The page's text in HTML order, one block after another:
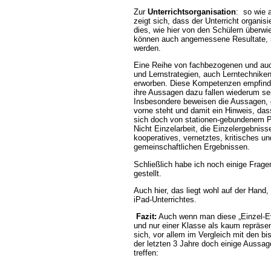
Zur Unterrichtsorganisation: so wie
zeigt sich, dass der Unterricht
dies, wie hier von den Schülern
können auch angemessene
werden.
Eine Reihe von fachbezogenen und
und Lernstrategien, auch
erworben. Diese Kompetenzen
ihre Aussagen dazu fallen wiederum
Insbesondere beweisen die
vorne steht und damit ein Hinweis,
sich doch von stationen-gebundenem
Nicht Einzelarbeit, die
kooperatives, vernetztes, kritisches
gemeinschaftlichen Ergebnissen.
Schließlich habe ich noch einige
gestellt.
Auch hier, das liegt wohl auf der
iPad-Unterrichtes.
Fazit: Auch wenn man diese „Einzel-
und nur einer Klasse als kaum
sich, vor allem im Vergleich mit den
der letzten 3 Jahre doch einige
treffen: